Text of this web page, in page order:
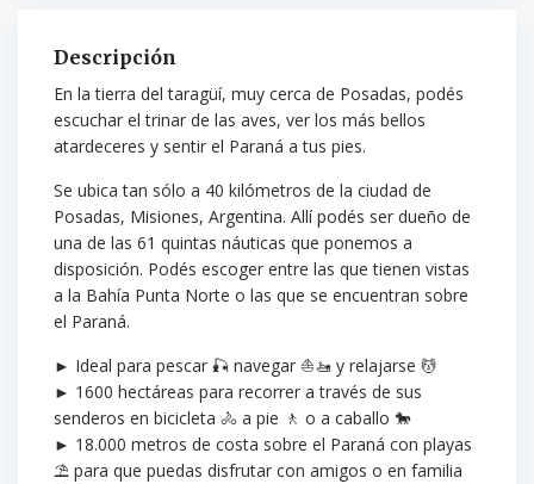
Descripción
En la tierra del taragüí, muy cerca de Posadas, podés
escuchar el trinar de las aves, ver los más bellos
atardeceres y sentir el Paraná a tus pies.
Se ubica tan sólo a 40 kilómetros de la ciudad de
Posadas, Misiones, Argentina. Allí podés ser dueño de
una de las 61 quintas náuticas que ponemos a
disposición. Podés escoger entre las que tienen vistas
a la Bahía Punta Norte o las que se encuentran sobre
el Paraná.
► Ideal para pescar 🎣 navegar ⛵🚤 y relajarse 💆‍
► 1600 hectáreas para recorrer a través de sus
senderos en bicicleta 🚴‍ a pie 🚶 o a caballo 🐎
► 18.000 metros de costa sobre el Paraná con playas
⛱ para que puedas disfrutar con amigos o en familia